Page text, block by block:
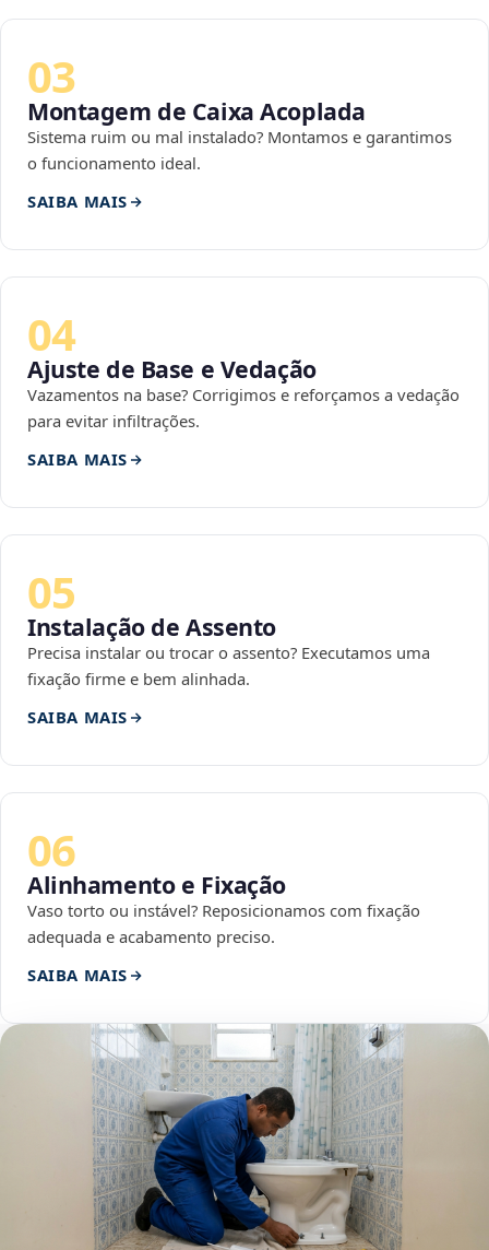
03
Montagem de Caixa Acoplada
Sistema ruim ou mal instalado? Montamos e garantimos
o funcionamento ideal.
SAIBA MAIS
04
Ajuste de Base e Vedação
Vazamentos na base? Corrigimos e reforçamos a vedação
para evitar infiltrações.
SAIBA MAIS
05
Instalação de Assento
Precisa instalar ou trocar o assento? Executamos uma
fixação firme e bem alinhada.
SAIBA MAIS
06
Alinhamento e Fixação
Vaso torto ou instável? Reposicionamos com fixação
adequada e acabamento preciso.
SAIBA MAIS